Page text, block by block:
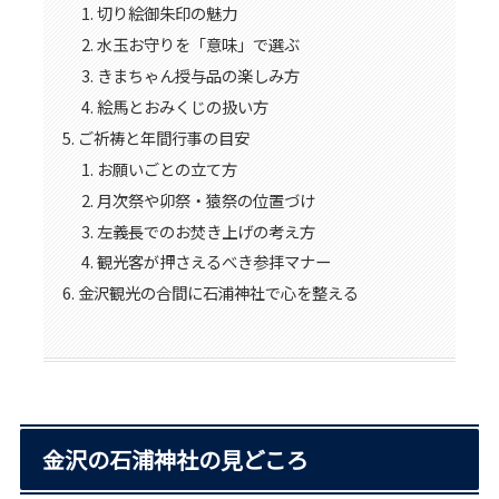
切り絵御朱印の魅力
水玉お守りを「意味」で選ぶ
きまちゃん授与品の楽しみ方
絵馬とおみくじの扱い方
ご祈祷と年間行事の目安
お願いごとの立て方
月次祭や卯祭・猿祭の位置づけ
左義長でのお焚き上げの考え方
観光客が押さえるべき参拝マナー
金沢観光の合間に石浦神社で心を整える
金沢の石浦神社の見どころ